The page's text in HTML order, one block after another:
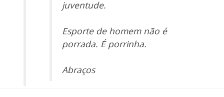
juventude.
Esporte de homem não é
porrada. É porrinha.
Abraços